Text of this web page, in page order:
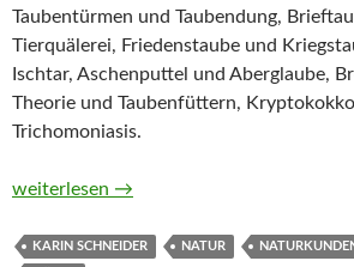
Taubentürmen und Taubendung,
Tierquälerei, Friedenstaube und
Ischtar, Aschenputtel und Aberglaube,
Theorie und Taubenfüttern,
Trichomoniasis.
Tauben. Ein Portrait (Naturkunden) von
weiterlesen →
KARIN SCHNEIDER NATUR